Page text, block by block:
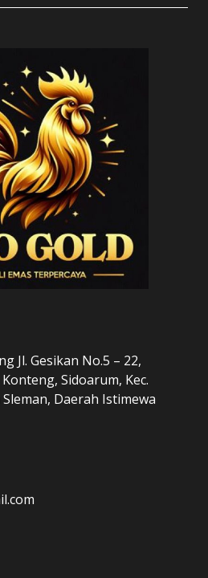
Jl. Gesikan No.5 – 22,
Sidoarum, Kec.
Daerah Istimewa